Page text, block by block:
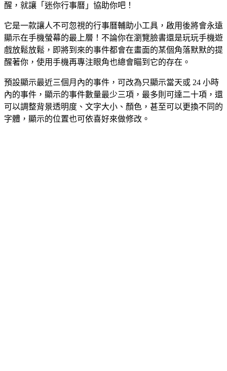
醒，就讓「迷你行事曆」協助你吧！
它是一款讓人不可忽視的行事曆輔助小工具，啟用後將會永遠
顯示在手機螢幕的最上層！不論你在瀏覽臉書還是玩玩手機遊
戲放鬆放鬆，即將到來的事件都會在畫面的某個角落默默的提
醒著你，使用手機再專注眼角也總會瞄到它的存在。
預設顯示最近三個月內的事件，可改為只顯示當天或 24 小時
內的事件，顯示的事件數量最少三項，最多則可達二十項，還
可以調整背景透明度、文字大小、顏色，甚至可以更換不同的
字體，顯示的位置也可依喜好來做修改。